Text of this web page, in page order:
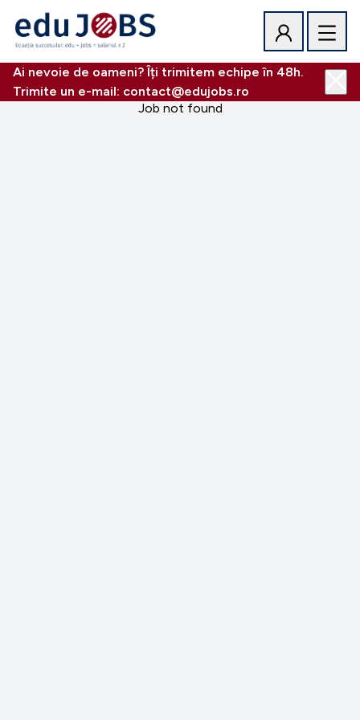
Ai nevoie de oameni? Îți trimitem echipe în 48h.
Trimite un e-mail: contact@edujobs.ro
Job not found